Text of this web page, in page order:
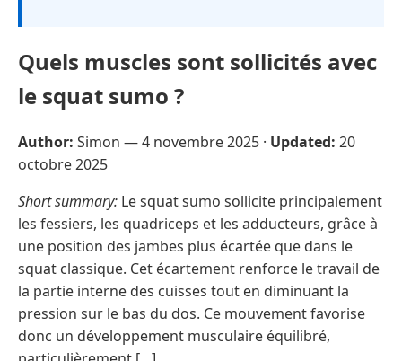
Quels muscles sont sollicités avec
le squat sumo ?
Author: Simon —4 novembre 2025 · Updated: 20
octobre 2025
Short summary: Le squat sumo sollicite principalement
les fessiers, les quadriceps et les adducteurs, grâce à
une position des jambes plus écartée que dans le
squat classique. Cet écartement renforce le travail de
la partie interne des cuisses tout en diminuant la
pression sur le bas du dos. Ce mouvement favorise
donc un développement musculaire équilibré,